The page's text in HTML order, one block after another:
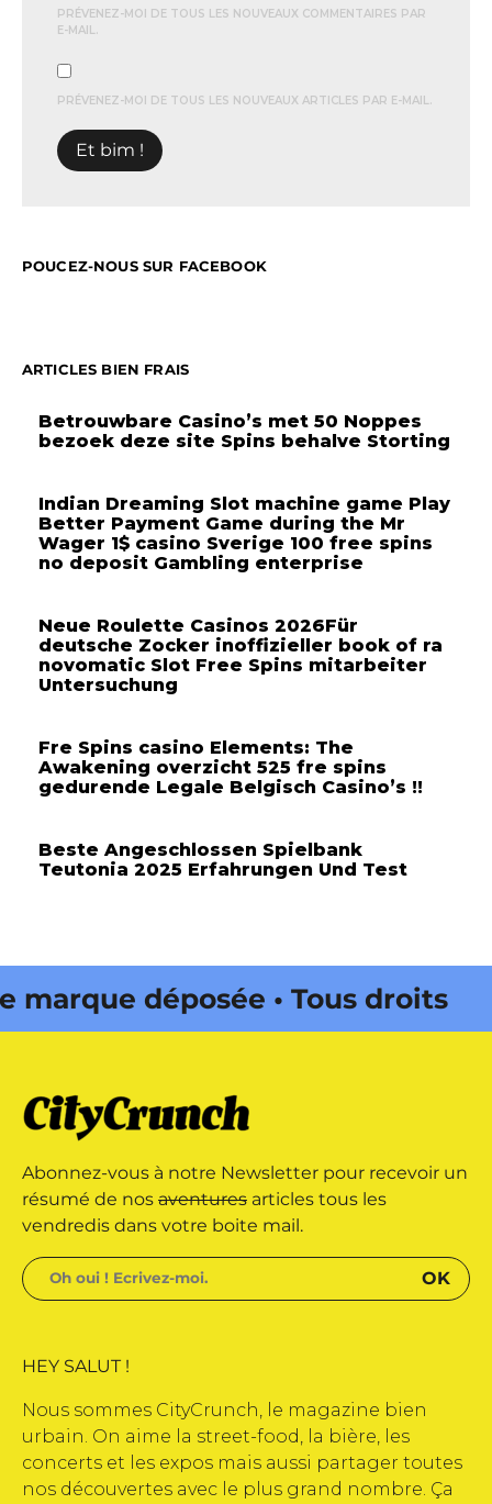
PRÉVENEZ-MOI DE TOUS LES NOUVEAUX COMMENTAIRES PAR
E-MAIL.
PRÉVENEZ-MOI DE TOUS LES NOUVEAUX ARTICLES PAR E-MAIL.
POUCEZ-NOUS SUR FACEBOOK
ARTICLES BIEN FRAIS
Betrouwbare Casino’s met 50 Noppes
bezoek deze site Spins behalve Storting
Indian Dreaming Slot machine game Play
Better Payment Game during the Mr
Wager 1$ casino Sverige 100 free spins
no deposit Gambling enterprise
Neue Roulette Casinos 2026Für
deutsche Zocker inoffizieller book of ra
novomatic Slot Free Spins mitarbeiter
Untersuchung
Fre Spins casino Elements: The
Awakening overzicht 525 fre spins
gedurende Legale Belgisch Casino’s !!
Beste Angeschlossen Spielbank
Teutonia 2025 Erfahrungen Und Test
déposée • Tous droits
déposée • Tous droits
par Buena Onda Web •
Abonnez-vous à notre Newsletter pour recevoir un
résumé de nos aventures articles tous les
vendredis dans votre boite mail.
HEY SALUT !
Nous sommes CityCrunch, le magazine bien
urbain. On aime la street-food, la bière, les
concerts et les expos mais aussi partager toutes
nos découvertes avec le plus grand nombre. Ça